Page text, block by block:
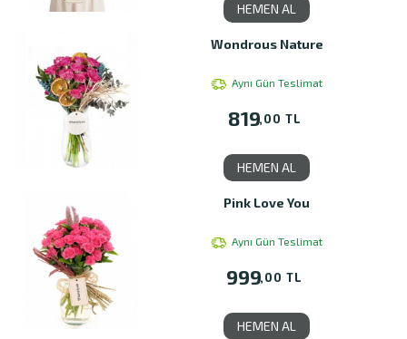
HEMEN AL
Wondrous Nature
Aynı Gün Teslimat
819,00 TL
HEMEN AL
Pink Love You
Aynı Gün Teslimat
999,00 TL
HEMEN AL